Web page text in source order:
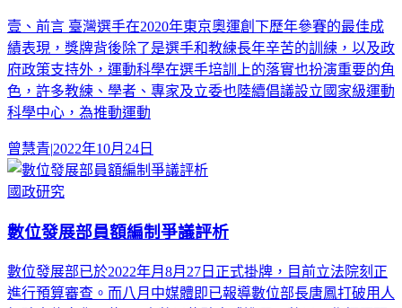
壹、前言 臺灣選手在2020年東京奧運創下歷年參賽的最佳成
績表現，獎牌背後除了是選手和教練長年辛苦的訓練，以及政
府政策支持外，運動科學在選手培訓上的落實也扮演重要的角
色，許多教練、學者、專家及立委也陸續倡議設立國家級運動
科學中心，為推動運動
曾慧青|2022年10月24日
國政研究
數位發展部員額編制爭議評析
數位發展部已於2022年月8月27日正式掛牌，目前立法院刻正
進行預算審查。而八月中媒體即已報導數位部長唐鳳打破用人